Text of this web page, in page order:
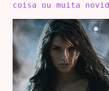
coisa ou muita